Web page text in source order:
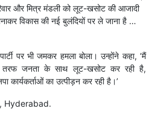
और मित्र मंडली को लूट-खसोट की आजादी
विकास की नई बुलंदियों पर ले जाना है …
पर भी जमकर हमला बोला। उन्होंने कहा, ‘मैं
तरफ जनता के साथ लूट-खसोट कर रही है,
का उत्पीड़न कर रही है।’
Hyderabad.